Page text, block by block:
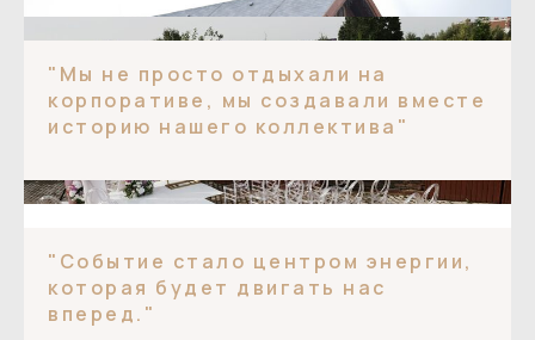
МАРШРУТАМИ ВЕЛИКОГО ШЕЛКОВОГО ПУТИ
Выездное мероприятие в Узбекистане
"Мы не просто отдыхали на
корпоративе, мы создавали вместе
историю нашего коллектива"
"Событие стало центром энергии,
которая будет двигать нас
вперед."